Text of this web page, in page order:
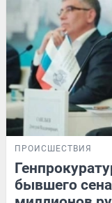
ПРОИСШЕСТВИЯ
бывшего